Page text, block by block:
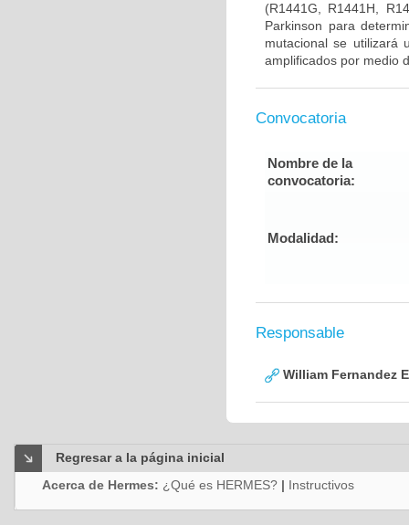
(R1441G, R1441H,
Parkinson para
mutacional se utilizará
amplificados por medio
Convocatoria
Nombre de la
convocatoria:
Modalidad:
Responsable
William Fernandez
Regresar a la página inicial
Acerca de Hermes: ¿Qué es HERMES? | Instructivos